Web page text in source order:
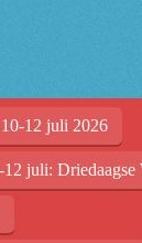
12 juli 2026
12 juli: Driedaagse